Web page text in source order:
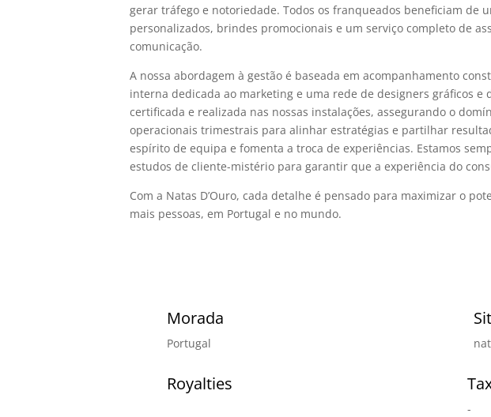
gerar tráfego e notoriedade. Todos os franqueados beneficiam
personalizados, brindes promocionais e um serviço completo de
comunicação.
A nossa abordagem à gestão é baseada em acompanhamento
interna dedicada ao marketing e uma rede de designers gráficos
certificada e realizada nas nossas instalações, assegurando o
operacionais trimestrais para alinhar estratégias e partilhar
espírito de equipa e fomenta a troca de experiências. Estamos
estudos de cliente-mistério para garantir que a experiência do
Com a Natas D’Ouro, cada detalhe é pensado para maximizar o
mais pessoas, em Portugal e no mundo.
Morada
Portugal
Royalties
-